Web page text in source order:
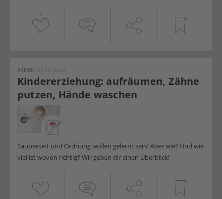
2
Kindererziehung: aufräumen, Zähne
putzen, Hände waschen
ARTIKEL | 3-10 Jahre
Sauberkeit und Ordnung wollen gelernt sein! Aber wie? Und wie
viel ist wovon richtig? Wir geben dir einen Überblick!
2